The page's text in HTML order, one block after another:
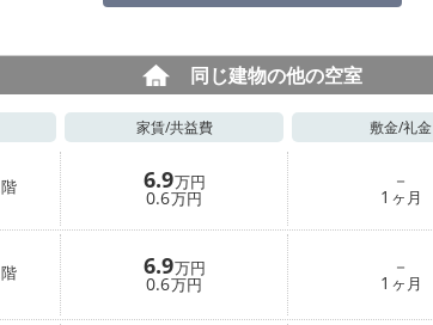
同じ建物の他の空室
家賃/共益費 敷金/礼金
階 6.9万円
0.6万円
－
1 ヶ月
階 6.9万円
0.6万円
－
1 ヶ月